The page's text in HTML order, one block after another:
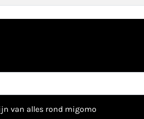
van alles rond migomo